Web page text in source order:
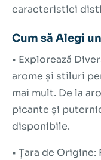
caracteristici
Cum să Alegi
• Explorează
arome și stiluri
mai mult. De la
picante și
disponibile.
• Țara de Origine: